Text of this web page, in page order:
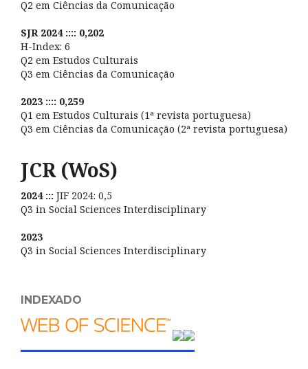
Q2 em Ciências da Comunicação
SJR 2024 :::: 0,202
H-Index: 6
Q2 em Estudos Culturais
Q3 em Ciências da Comunicação
2023 :::: 0,259
Q1 em Estudos Culturais (1ª revista portuguesa)
Q3 em Ciências da Comunicação (2ª revista portuguesa)
JCR (WoS)
2024 ::: JIF 2024: 0,5
Q3 in Social Sciences Interdisciplinary
2023
Q3 in Social Sciences Interdisciplinary
INDEXADO